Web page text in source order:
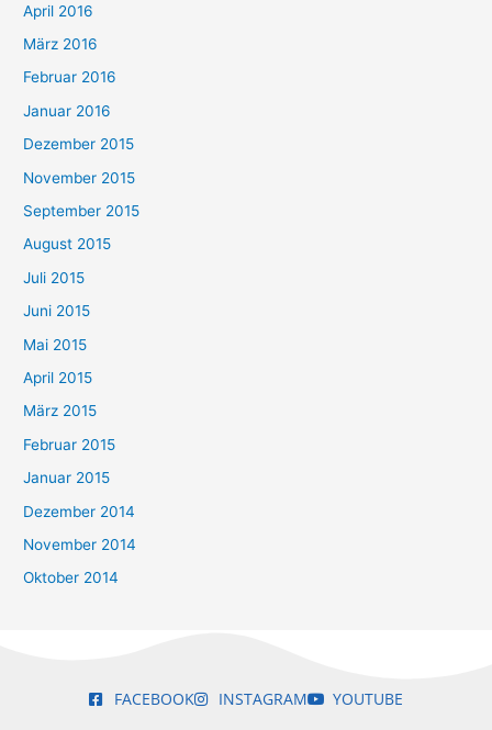
April 2016
März 2016
Februar 2016
Januar 2016
Dezember 2015
November 2015
September 2015
August 2015
Juli 2015
Juni 2015
Mai 2015
April 2015
März 2015
Februar 2015
Januar 2015
Dezember 2014
November 2014
Oktober 2014
FACEBOOK INSTAGRAM YOUTUBE